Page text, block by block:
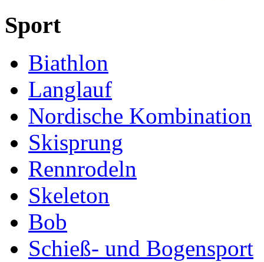
Sport
Biathlon
Langlauf
Nordische Kombination
Skisprung
Rennrodeln
Skeleton
Bob
Schieß- und Bogensport